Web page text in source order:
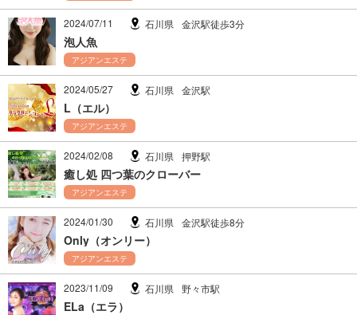
2024/07/11 石川県 金沢駅徒歩3分
泡人魚
アジアンエステ
2024/05/27 石川県 金沢駅
L（エル）
アジアンエステ
2024/02/08 石川県 押野駅
癒し処 四つ葉のクローバー
アジアンエステ
2024/01/30 石川県 金沢駅徒歩8分
Only（オンリー）
アジアンエステ
2023/11/09 石川県 野々市駅
ELa（エラ）